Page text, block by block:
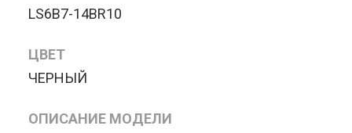
LS6B7-14BR10
ЦВЕТ
ЧЕРНЫЙ
ОПИСАНИЕ МОДЕЛИ